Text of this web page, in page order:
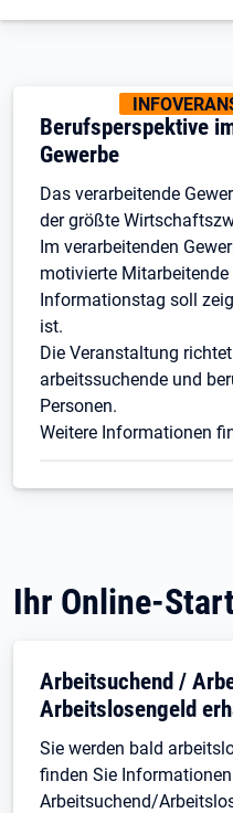
Öffnet in neuem Tab
Berufsperspektive
Gewerbe
Das verarbeitende
der größte
Im verarbeitenden
motivierte Mitarbeitende
Informationstag soll
ist.
Die Veranstaltung
arbeitssuchende und
Personen.
Weitere Informationen
Ihr Online-
Arbeitsuchend /
Arbeitslosengeld
Sie werden bald
finden Sie
Arbeitsuchend/